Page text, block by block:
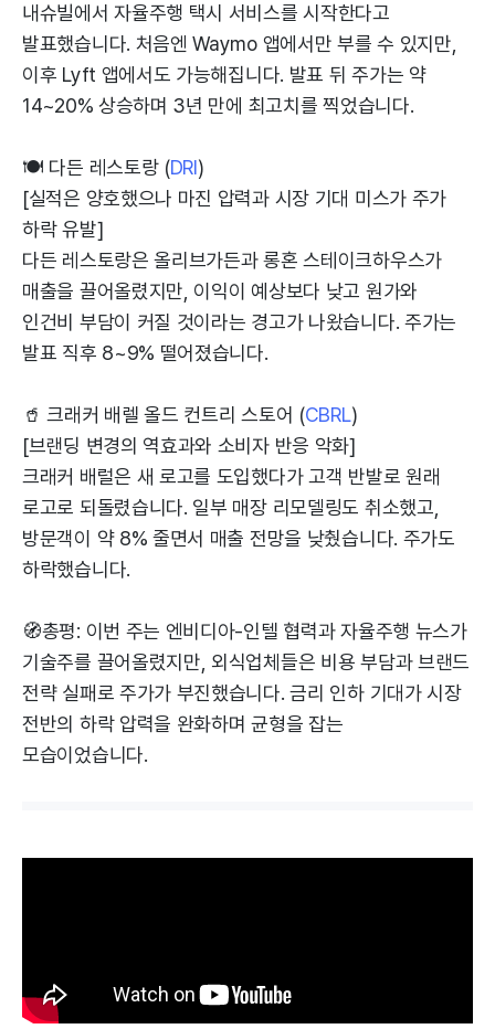
내슈빌에서 자율주행 택시 서비스를 시작한다고
발표했습니다. 처음엔 Waymo 앱에서만 부를 수 있지만,
이후 Lyft 앱에서도 가능해집니다. 발표 뒤 주가는 약
14~20% 상승하며 3년 만에 최고치를 찍었습니다.
🍽 다든 레스토랑 (DRI)
[실적은 양호했으나 마진 압력과 시장 기대 미스가 주가
하락 유발]
다든 레스토랑은 올리브가든과 롱혼 스테이크하우스가
매출을 끌어올렸지만, 이익이 예상보다 낮고 원가와
인건비 부담이 커질 것이라는 경고가 나왔습니다. 주가는
발표 직후 8~9% 떨어졌습니다.
🥤 크래커 배렐 올드 컨트리 스토어 (CBRL)
[브랜딩 변경의 역효과와 소비자 반응 악화]
크래커 배럴은 새 로고를 도입했다가 고객 반발로 원래
로고로 되돌렸습니다. 일부 매장 리모델링도 취소했고,
방문객이 약 8% 줄면서 매출 전망을 낮췄습니다. 주가도
하락했습니다.
🧭총평: 이번 주는 엔비디아-인텔 협력과 자율주행 뉴스가
기술주를 끌어올렸지만, 외식업체들은 비용 부담과 브랜드
전략 실패로 주가가 부진했습니다. 금리 인하 기대가 시장
전반의 하락 압력을 완화하며 균형을 잡는
모습이었습니다.